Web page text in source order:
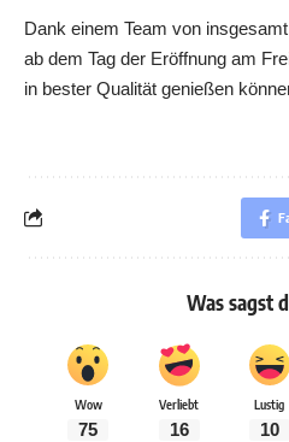
Dank einem Team von
ab dem Tag der Eröffnung am
in bester Qualität genießen
Was sagst
Wow
75
Verliebt
16
Lustig
10